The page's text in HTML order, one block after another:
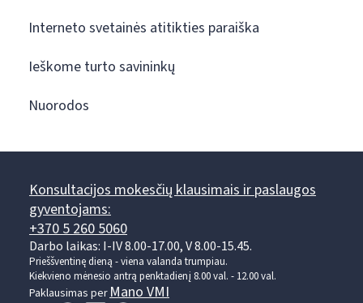
Interneto svetainės atitikties paraiška
Ieškome turto savininkų
Nuorodos
Konsultacijos mokesčių klausimais ir paslaugos
gyventojams:
+370 5 260 5060
Darbo laikas: I-IV 8.00-17.00, V 8.00-15.45.
Prieššventinę dieną - viena valanda trumpiau.
Kiekvieno mėnesio antrą penktadienį 8.00 val. - 12.00 val.
Paklausimas per Mano VMI